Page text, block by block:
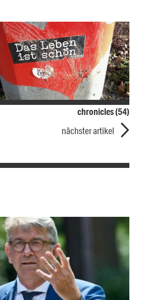
chronicles (54)
nächster artikel